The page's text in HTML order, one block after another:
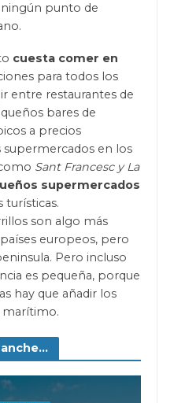
punto de
cuesta comer en
para todos los
entre restaurantes de
bares de
a precios
supermercados en los
Sant Francesc y La
supermercados
turísticas.
son algo más
europeos, pero
Pero incluso
es pequeña, porque
hay que añadir los
marítimo.